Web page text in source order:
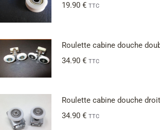
19.90 € TTC
Roulette cabine douche
34.90 € TTC
Roulette cabine douche
34.90 € TTC